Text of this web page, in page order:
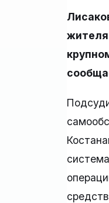
жителя